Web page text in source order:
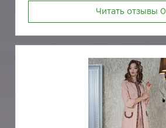
Читать отзывы 0